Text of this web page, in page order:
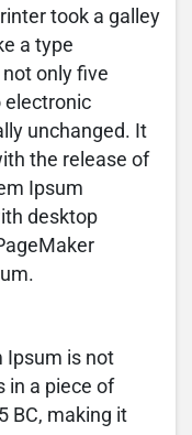
took a galley
a type
only five
electronic
unchanged. It
the release of
Ipsum
desktop
Ipsum is not
in a piece of
BC, making it